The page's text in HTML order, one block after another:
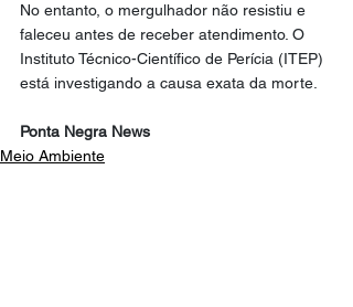
No entanto, o mergulhador não resistiu e
faleceu antes de receber atendimento. O
Instituto Técnico-Científico de Perícia (ITEP)
está investigando a causa exata da morte.
Ponta Negra News
Meio Ambiente